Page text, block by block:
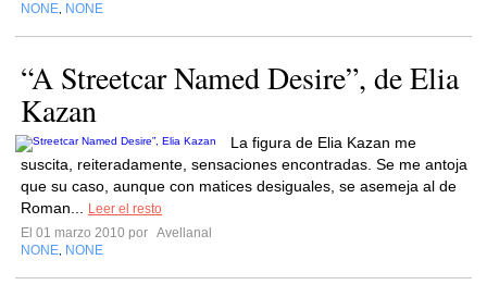
NONE NONE
“A Streetcar Named Desire”, de Elia
Kazan
La figura de Elia Kazan me
suscita, reiteradamente, sensaciones encontradas. Se me antoja
que su caso, aunque con matices desiguales, se asemeja al de
Roman...
Leer el resto
El 01 marzo 2010 por Avellanal
NONE NONE